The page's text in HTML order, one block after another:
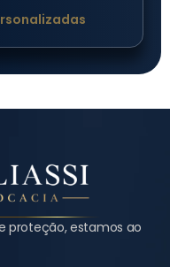
proteção, estamos ao